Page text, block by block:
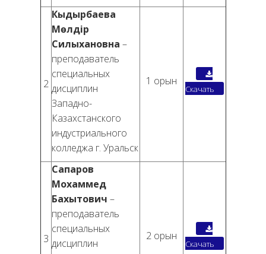
2
Кыдырбаева
Мөлдір
Силыхановна –
преподаватель
специальных
дисциплин
Западно-
Казахстанского
индустриального
колледжа г. Уральск
1 орын
Скачать
3
Сапаров
Мохаммед
Бахытович –
преподаватель
специальных
дисциплин
2 орын
Скачать